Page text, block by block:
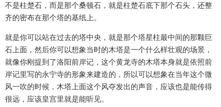
不是柱楚石，而是那个桑顿石，就是柱楚石底下那个石头，还整
齐的密布在那个塔的基纸上。
就是你可以站在过去的塔中央，就是那个塔星柱最中间的那颗巨
石上面，然后你可以想象当时的木塔是一个什么样壮观的场景，
就像你刚提到了洛阳前岸记，这个黄龙寺的木塔本身就是依照前
岸记里写的永宁寺的形象来建造的，所以可以想象在当年这个微
风一吹的时候，木塔上面这个风夺发出的声音，应该也是能传得
很远，应该皇宫里就是能听见。